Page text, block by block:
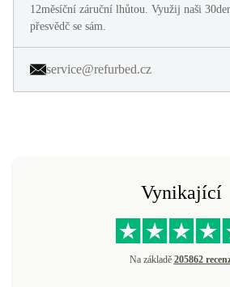
12měsíční záruční lhůtou. Využij naši
přesvědč se sám.
service@refurbed.cz
Vynikající
Na základě 205862